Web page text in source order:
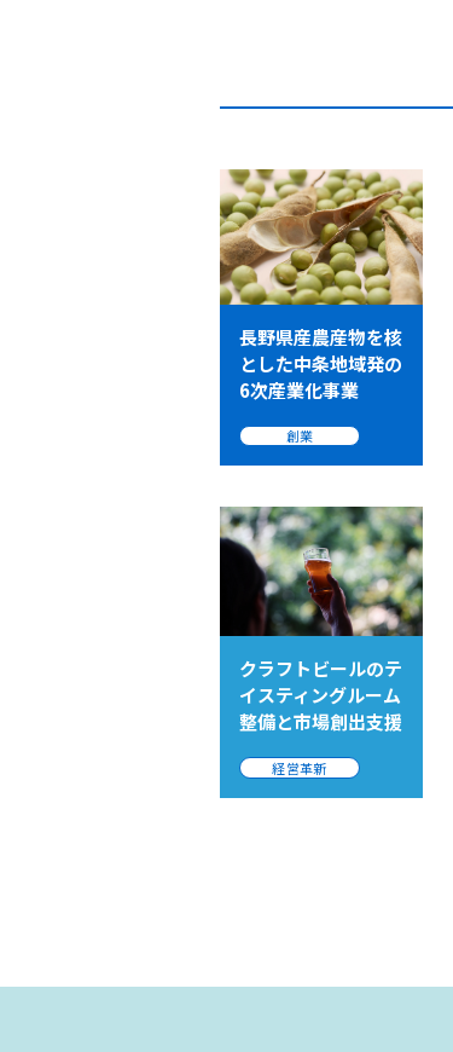
長野県産農産物を核
とした中条地域発の
6次産業化事業
創業
クラフトビールのテ
イスティングルーム
整備と市場創出支援
経営革新